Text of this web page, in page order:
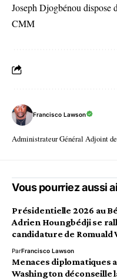
Joseph Djogbénou dispose
CMM
Francisco Lawson
Administrateur Général Adjoint
Vous pourriez aussi
Présidentielle 2026 au
Adrien Houngbédji se
candidature de Romuald
ParFrancisco Lawson
Menaces diplomatiques
Washington déconseille